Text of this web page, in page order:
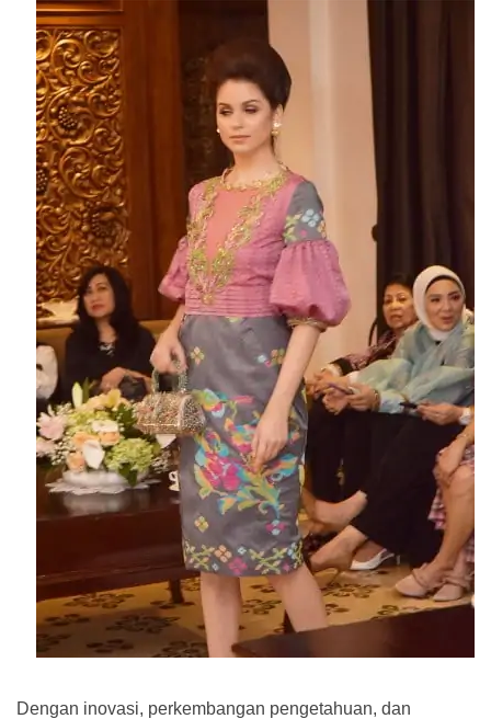
Dengan inovasi, perkembangan pengetahuan, dan